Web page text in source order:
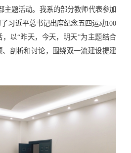
主题活动。 我系的部分教师代表参加
习近平总书记出席纪念五四运动100
以“昨天，今天，明天”为主题结合
剖析和讨论，围绕双一流建设提建